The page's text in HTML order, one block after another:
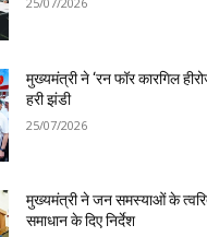
मुख्यमंत्री ने ‘रन फॉर कारगिल
हरी झंडी
25/07/2026
मुख्यमंत्री ने जन समस्याओं के
समाधान के दिए निर्देश